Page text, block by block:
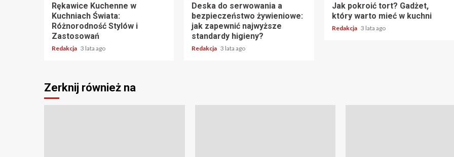
Rękawice Kuchenne w
Kuchniach Świata:
Różnorodność Stylów i
Zastosowań
Redakcja 3 lata ago
Deska do serwowania a
bezpieczeństwo żywieniowe:
jak zapewnić najwyższe
standardy higieny?
Redakcja 3 lata ago
Jak pokroić tort? Gadżet,
który warto mieć w kuchni
Redakcja 3 lata ago
Zerknij również na